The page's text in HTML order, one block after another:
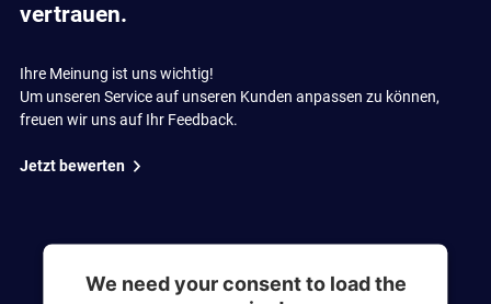
vertrauen.
Ihre Meinung ist uns wichtig!
Um unseren Service auf unseren Kunden anpassen zu können,
freuen wir uns auf Ihr Feedback.
Jetzt bewerten
We need your consent to load the